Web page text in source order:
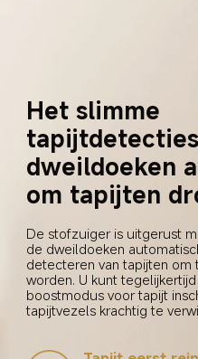
Het slimme
dweildoeken
om tapijten
De stofzuiger is uitgerust
de dweildoeken
detecteren van tapijten
worden. U kunt
boostmodus voor tapijt
tapijtvezels krachtig te